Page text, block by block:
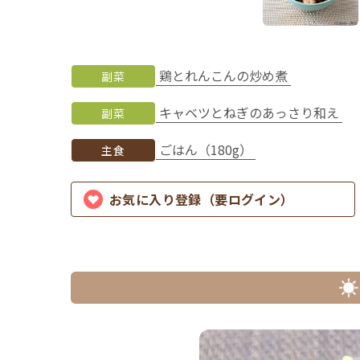
副菜 鶏とれんこんの炒め煮
副菜 キャベツとねぎのあっさり和え
主食 ごはん（180g）
お気に入り登録（要ログイン）